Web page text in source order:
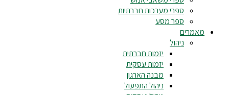
ספרי מערכות חברתיות
ספר מסע
מאמרים
ניהול
יזמות חברתית
יזמות עסקית
מבנה הארגון
ניהול התפעול